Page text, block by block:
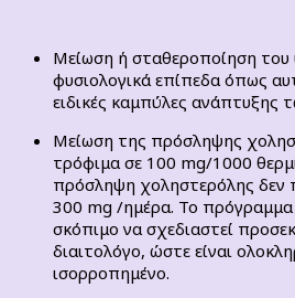
Μείωση ή σταθεροποίηση
φυσιολογικά επίπεδα όπως
ειδικές καμπύλες ανάπτυξης
Μείωση της πρόσληψης
τρόφιμα σε 100 mg/1000
πρόσληψη χοληστερόλης δεν
300 mg /ημέρα. Το πρόγραμμα
σκόπιμο να σχεδιαστεί
διαιτολόγο, ώστε είναι
ισορροπημένο.